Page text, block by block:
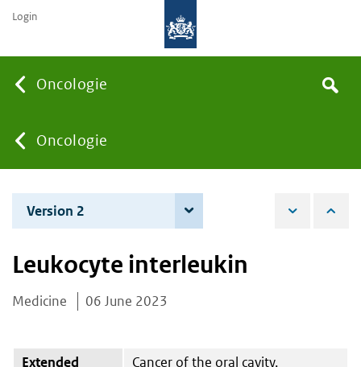
Oncologie
You
are
here:
Oncologie
the
Search
Login
Version 2
Leukocyte interleukin
Medicine 06 June 2023
Extended
Cancer of the oral cavity,